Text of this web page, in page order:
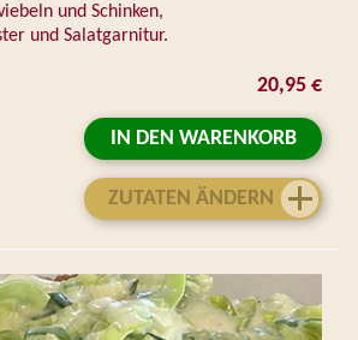
und Schinken,
und Salatgarnitur.
20,95 €
IN DEN WARENKORB
ZUTATEN ÄNDERN